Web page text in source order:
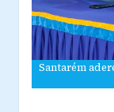
Santarém